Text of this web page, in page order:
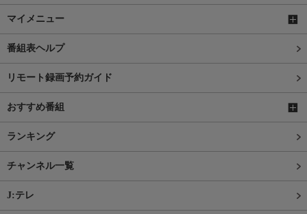
マイメニュー
番組表ヘルプ
リモート録画予約ガイド
おすすめ番組
ランキング
チャンネル一覧
J:テレ